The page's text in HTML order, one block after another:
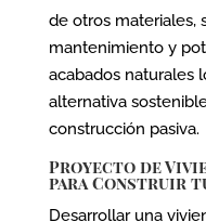
de otros materiales,
mantenimiento y
acabados naturales
alternativa
construcción pasiva.
Proyecto de
para Construir
Desarrollar una